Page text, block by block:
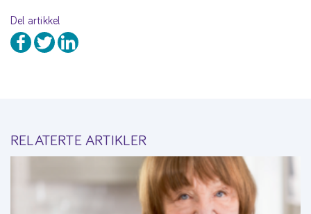
Del artikkel
RELATERTE ARTIKLER